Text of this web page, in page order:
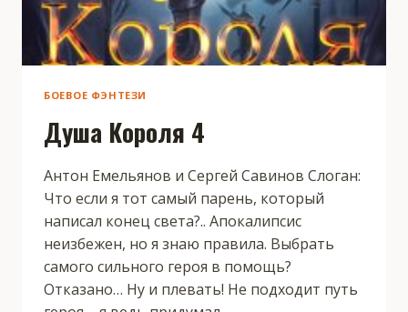
БОЕВОЕ ФЭНТЕЗИ
Душа Короля 4
Антон Емельянов и Сергей Савинов Слоган:
Что если я тот самый парень, который
написал конец света?.. Апокалипсис
неизбежен, но я знаю правила. Выбрать
самого сильного героя в помощь?
Отказано… Ну и плевать! Не подходит путь